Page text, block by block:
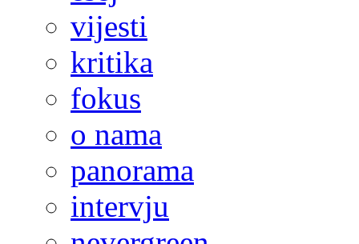
vijesti
kritika
fokus
o nama
panorama
intervju